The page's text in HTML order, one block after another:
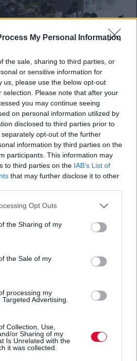
My Personal Information
the sale, sharing to third parties, or
or sensitive information for
us, please use the below opt-out
selection. Please note that after your
you may continue seeing
on personal information utilized by
disclosed to third parties prior to
opt-out of the further
information by third parties on the
participants. This information may
to third parties on the IAB’s List of
that may further disclose it to other
Opt Outs
the Sharing of my
the Sale of my
processing my
Advertising.
Collection, Use,
or Sharing of my
Is Unrelated with the
it was collected.
2023: Ποιες
οι νέοι στην
ΕΕ
από τον ευρωπαϊκό
των Ελλήνων